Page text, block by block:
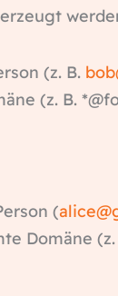
(z. B.
(z. B.
(alice
Domäne